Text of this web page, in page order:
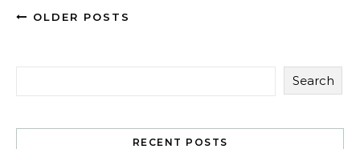
OLDER POSTS
Search
RECENT POSTS